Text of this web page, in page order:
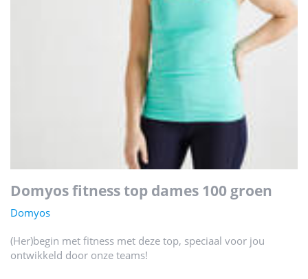
domyos fitness top dames 100 groen
Domyos
(Her)begin met fitness met deze top, speciaal voor jou
ontwikkeld door onze teams!